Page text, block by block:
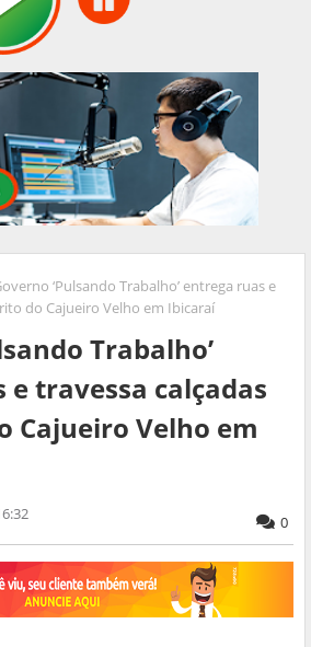
‘Pulsando Trabalho’ entrega ruas e
do Cajueiro Velho em Ibicaraí
Trabalho’
travessa calçadas
Cajueiro Velho em
0